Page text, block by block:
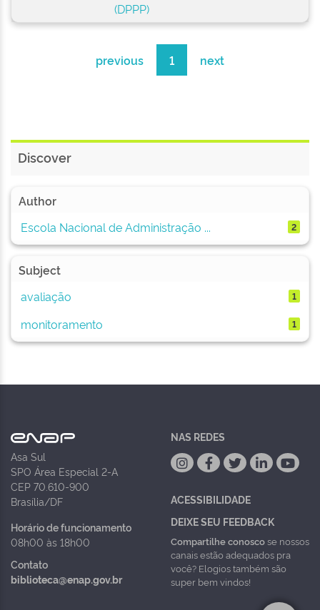
(DPPP)
previous 1 next
Discover
Author
Escola Nacional de Administração ...
2
Subject
avaliação
1
monitoramento 1
Asa Sul
SPO Área Especial 2-A
CEP 70.610-900
Brasília/DF
Horário de funcionamento
08h00 às 18h00
Contato
biblioteca@enap.gov.br
NAS REDES
ACESSIBILIDADE
DEIXE SEU FEEDBACK
Compartilhe conoscose nossos
canais estão adequados pra
você? Elogios também são
super bem vindos!